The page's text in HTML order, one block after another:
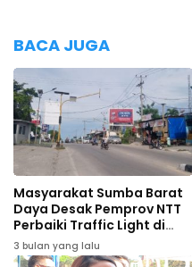
BACA JUGA
Masyarakat Sumba Barat
Daya Desak Pemprov NTT
Perbaiki Traffic Light di
Pertigaan Radamata:
Jangan Jadikan Museum
3 bulan yang lalu